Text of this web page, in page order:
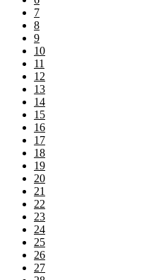
7
8
9
10
11
12
13
14
15
16
17
18
19
20
21
22
23
24
25
26
27